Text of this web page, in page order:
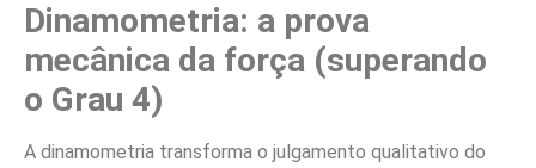
Dinamometria: a prova
mecânica da força (superando
o Grau 4)
A dinamometria transforma o julgamento qualitativo do